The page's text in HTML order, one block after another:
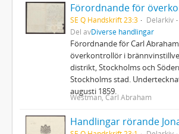
SE Q Handskrift 23:3 Delarkiv
Del avDiverse handlingar
Förordnande för Carl
överkontrollör i
distrikt, Stockholms och
Stockholms stad.
augusti 1859.
Westman, Carl Abraham